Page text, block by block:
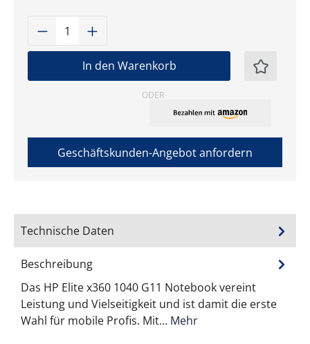
Produkt Anzahl: Gib den
In den Warenkorb
ODER
Geschäftskunden-Angebot anfordern
Technische Daten
Beschreibung
Das HP Elite x360 1040 G11 Notebook vereint
Leistung und Vielseitigkeit und ist damit die erste
Wahl für mobile Profis. Mit… Mehr